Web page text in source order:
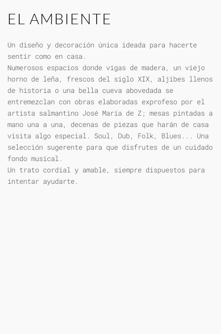
EL AMBIENTE
Un diseño y decoración única ideada para hacerte
sentir como en casa.
Numerosos espacios donde vigas de madera, un viejo
horno de leña, frescos del siglo XIX, aljibes llenos
de historia o una bella cueva abovedada se
entremezclan con obras elaboradas exprofeso por el
artista salmantino José María de Z; mesas pintadas a
mano una a una, decenas de piezas que harán de casa
visita algo especial. Soul, Dub, Folk, Blues... Una
selección sugerente para que disfrutes de un cuidado
fondo musical.
Un trato cordial y amable, siempre dispuestos para
intentar ayudarte.